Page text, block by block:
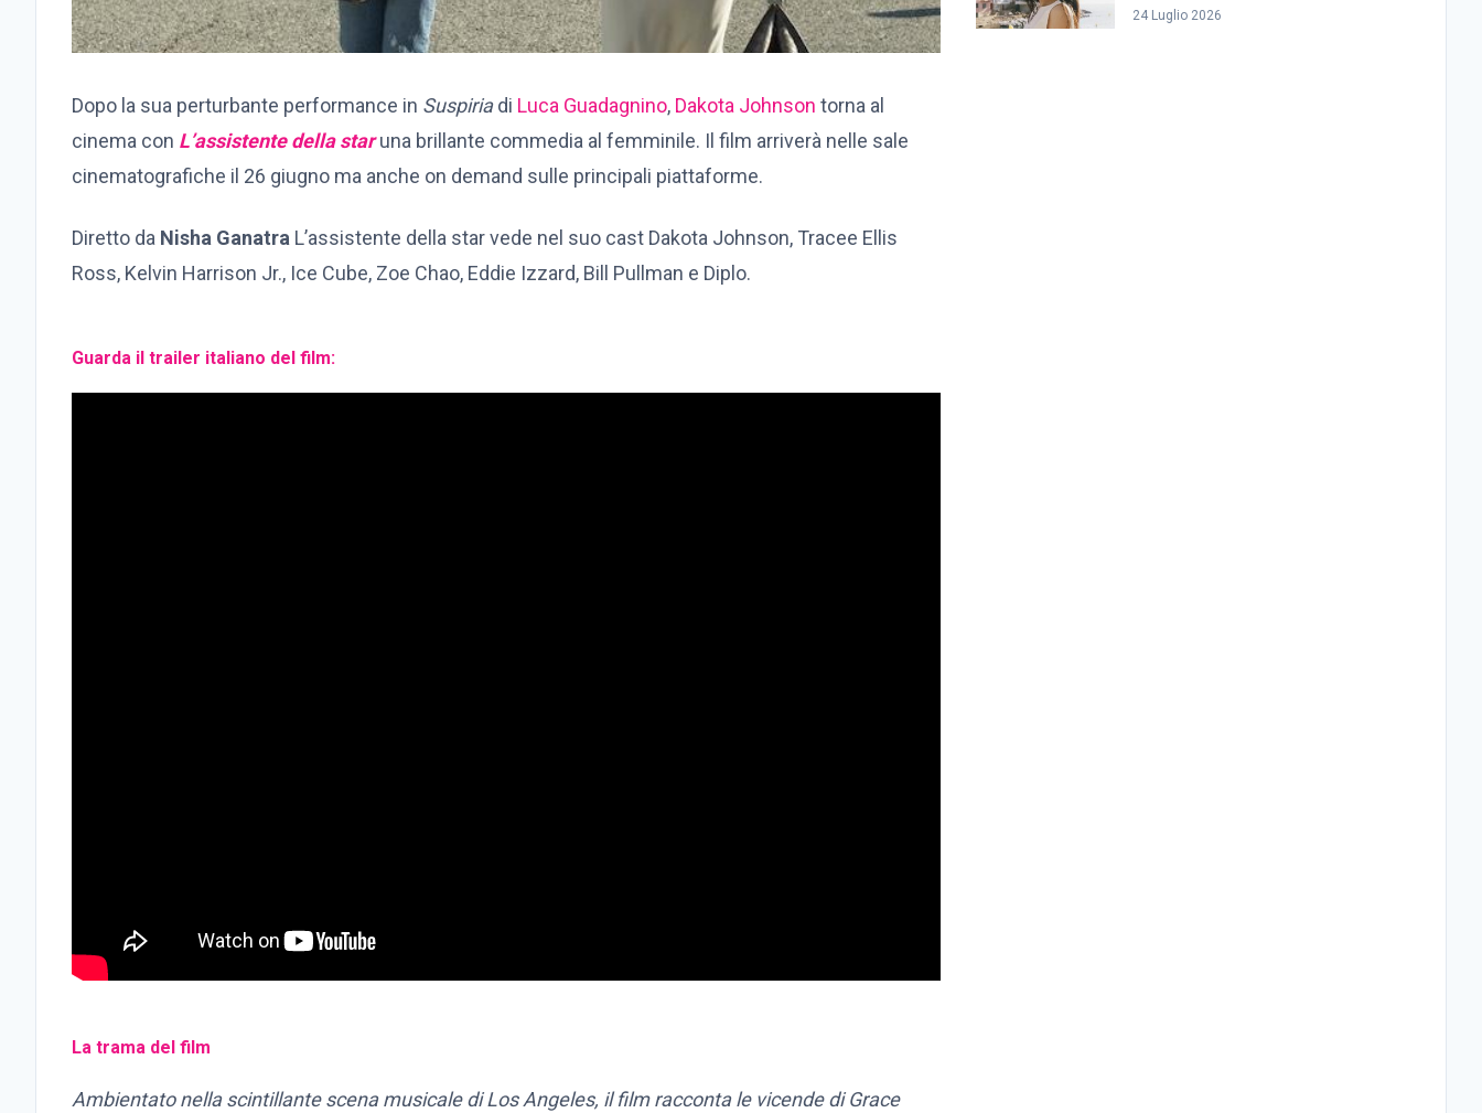
Dopo la sua perturbante performance in Suspiriadi Luca Guadagnino, Dakota Johnson torna al
cinema con L’assistente della staruna brillante commedia al femminile. Il film arriverà nelle sale
cinematografiche il 26 giugno ma anche on demand sulle principali piattaforme.
Diretto da Nisha Ganatra L’assistente della star vede nel suo cast Dakota Johnson, Tracee Ellis
Ross, Kelvin Harrison Jr., Ice Cube, Zoe Chao, Eddie Izzard, Bill Pullman e Diplo.
Guarda il trailer italiano del film:
La trama del film
Ambientato nella scintillante scena musicale di Los Angeles, il film racconta le vicende di Grace
24 Luglio 2026